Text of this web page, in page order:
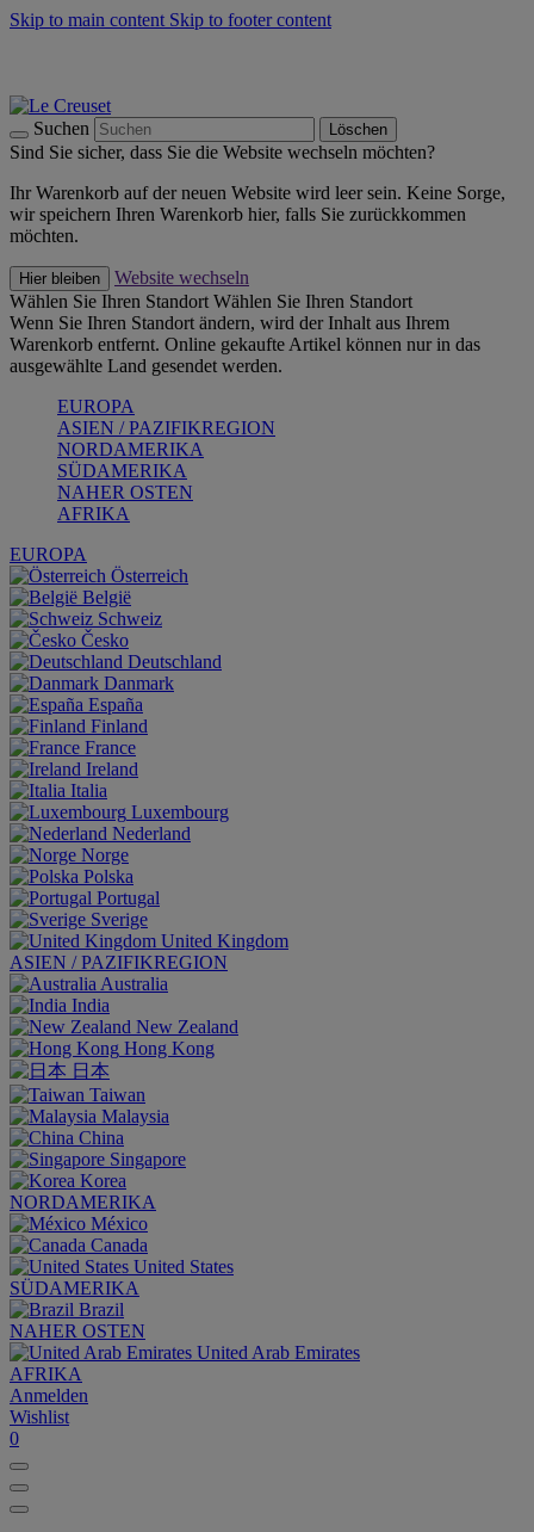
Skip to main content Skip to footer content
Suchen Löschen
Sind Sie sicher, dass Sie die Website wechseln möchten?
Ihr Warenkorb auf der neuen Website wird leer sein. Keine Sorge,
wir speichern Ihren Warenkorb hier, falls Sie zurückkommen
möchten.
Hier bleiben
Website wechseln
Wählen Sie Ihren Standort Wählen Sie Ihren Standort
Wenn Sie Ihren Standort ändern, wird der Inhalt aus Ihrem
Warenkorb entfernt. Online gekaufte Artikel können nur in das
ausgewählte Land gesendet werden.
EUROPA
ASIEN / PAZIFIKREGION
NORDAMERIKA
SÜDAMERIKA
NAHER OSTEN
AFRIKA
EUROPA
Österreich
België
Schweiz
Česko
Deutschland
Danmark
España
Finland
France
Ireland
Italia
Luxembourg
Nederland
Norge
Polska
Portugal
Sverige
United Kingdom
ASIEN / PAZIFIKREGION
Australia
India
New Zealand
Hong Kong
日本
Taiwan
Malaysia
China
Singapore
Korea
NORDAMERIKA
México
Canada
United States
SÜDAMERIKA
Brazil
NAHER OSTEN
United Arab Emirates
AFRIKA
Anmelden
Wishlist
0